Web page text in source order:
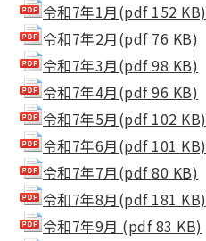
令和7年1月(pdf 152 KB)
令和7年2月(pdf 76 KB)
令和7年3月(pdf 98 KB)
令和7年4月(pdf 96 KB)
令和7年5月(pdf 102 KB)
令和7年6月(pdf 101 KB)
令和7年7月(pdf 80 KB)
令和7年8月(pdf 181 KB)
令和7年9月 (pdf 83 KB)